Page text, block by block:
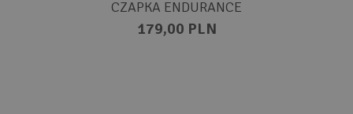
CZAPKA ENDURANCE
179,00 PLN